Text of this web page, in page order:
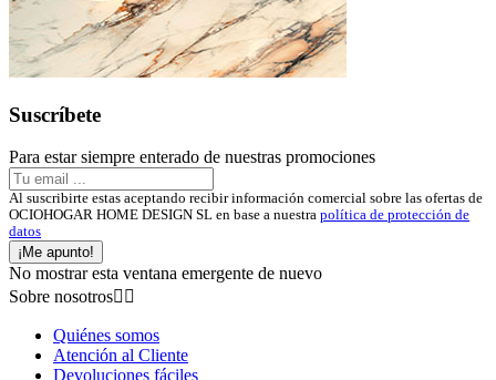
Suscríbete
Para estar siempre enterado de nuestras promociones
Al suscribirte estas aceptando recibir información comercial sobre las ofertas de
OCIOHOGAR HOME DESIGN SL en base a nuestra política de protección de
datos
¡Me apunto!
No mostrar esta ventana emergente de nuevo
Sobre nosotros 
Quiénes somos
Atención al Cliente
Devoluciones fáciles